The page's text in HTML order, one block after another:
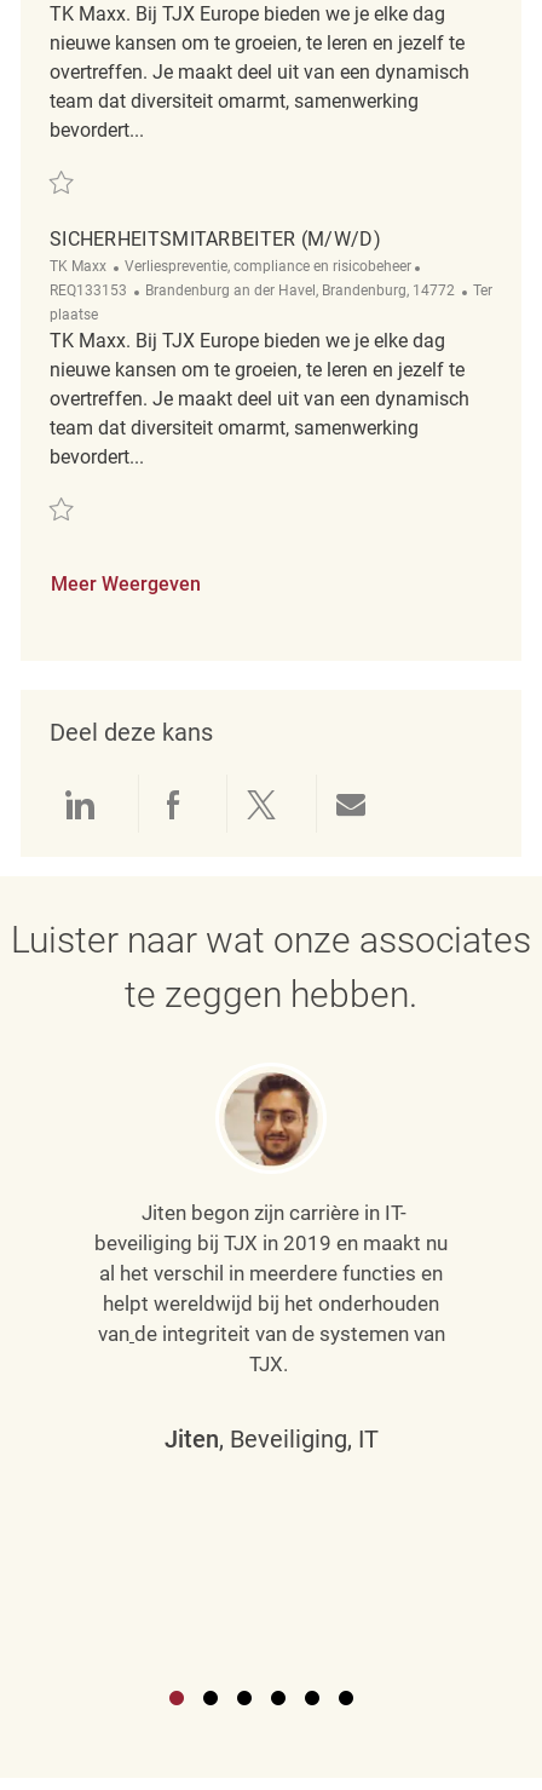
TK Maxx. Bij TJX Europe bieden we je elke dag
nieuwe kansen om te groeien, te leren en jezelf te
overtreffen. Je maakt deel uit van een dynamisch
team dat diversiteit omarmt, samenwerking
bevordert...
Redden Sicherheitsmitarbeiter (m/w/d) REQ103067
SICHERHEITSMITARBEITER (M/W/D)
TK Maxx Categorie
Verliespreventie, compliance en risicobeheer
REQ133153
Plaats
Brandenburg an der Havel, Brandenburg, 14772 Afgelegen
Ter
plaatse
TK Maxx. Bij TJX Europe bieden we je elke dag
nieuwe kansen om te groeien, te leren en jezelf te
overtreffen. Je maakt deel uit van een dynamisch
team dat diversiteit omarmt, samenwerking
bevordert...
Redden Sicherheitsmitarbeiter (m/w/d) REQ133153
Meer Weergeven
Deel deze kans
Delen via LinkedIn
Delen via Facebook
Delen via twitter
Luister naar wat onze associates
te zeggen hebben.
Jiten begon zijn carrière in IT-
beveiliging bij TJX in 2019 en maakt nu
al het verschil in meerdere functies en
helpt wereldwijd bij het onderhouden
van de integriteit van de systemen van
TJX.
Jiten, Beveiliging, IT